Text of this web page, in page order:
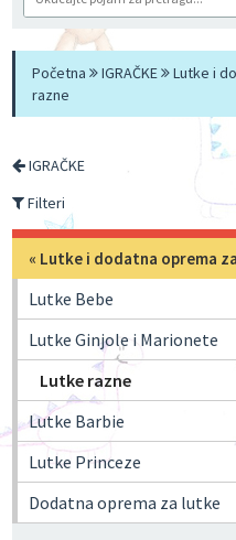
Početna IGRAČKE Lutke i
razne
IGRAČKE
Filteri
« Lutke i dodatna oprema
Lutke Bebe
Lutke Ginjole i Marionete
Lutke razne
Lutke Barbie
Lutke Princeze
Dodatna oprema za lutke